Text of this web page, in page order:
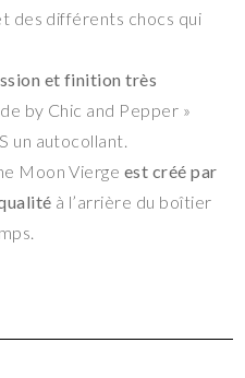
des différents chocs qui
et finition très
by Chic and Pepper »
un autocollant.
Moon Vierge est créé par
à l’arrière du boîtier